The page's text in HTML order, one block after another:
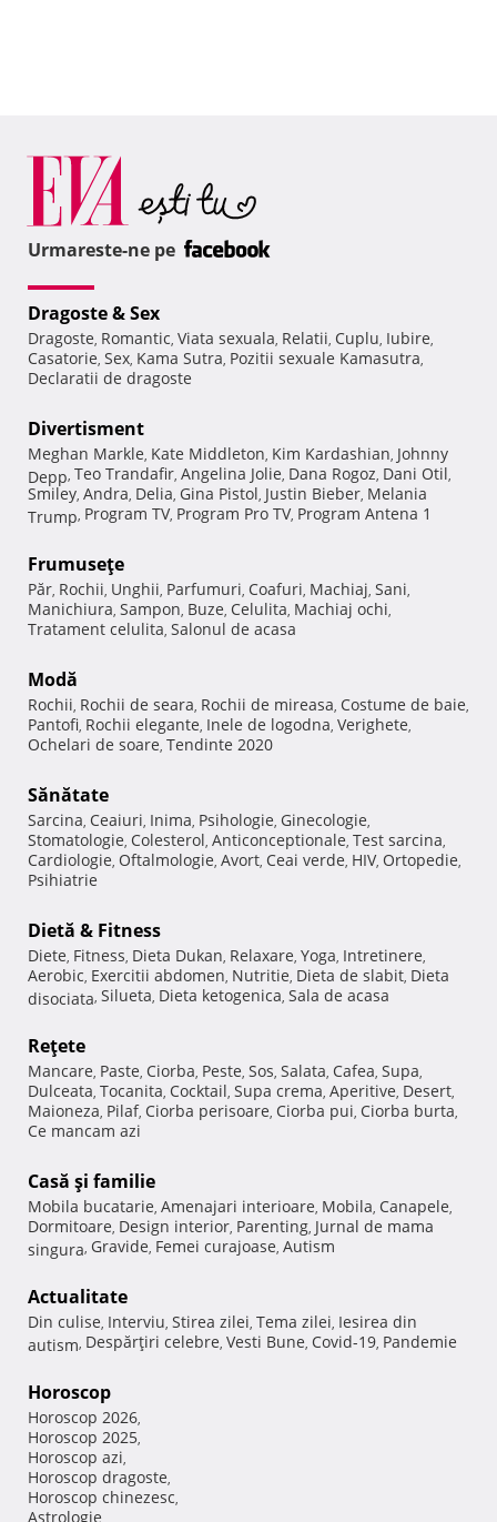
Urmareste-ne pe
Dragoste & Sex
Dragoste, Romantic, Viata sexuala, Relatii, Cuplu, Iubire,
Casatorie, Sex, Kama Sutra, Pozitii sexuale Kamasutra,
Declaratii de dragoste
Divertisment
Meghan Markle, Kate Middleton, Kim Kardashian, Johnny
Depp, Teo Trandafir, Angelina Jolie, Dana Rogoz, Dani Otil,
Smiley, Andra, Delia, Gina Pistol, Justin Bieber, Melania
Trump, Program TV, Program Pro TV, Program Antena 1
Frumuseţe
Păr, Rochii, Unghii, Parfumuri, Coafuri, Machiaj, Sani,
Manichiura, Sampon, Buze, Celulita, Machiaj ochi,
Tratament celulita, Salonul de acasa
Modă
Rochii, Rochii de seara, Rochii de mireasa, Costume de baie,
Pantofi, Rochii elegante, Inele de logodna, Verighete,
Ochelari de soare, Tendinte 2020
Sănătate
Sarcina, Ceaiuri, Inima, Psihologie, Ginecologie,
Stomatologie, Colesterol, Anticonceptionale, Test sarcina,
Cardiologie, Oftalmologie, Avort, Ceai verde, HIV, Ortopedie,
Psihiatrie
Dietă & Fitness
Diete, Fitness, Dieta Dukan, Relaxare, Yoga, Intretinere,
Aerobic, Exercitii abdomen, Nutritie, Dieta de slabit, Dieta
disociata, Silueta, Dieta ketogenica, Sala de acasa
Reţete
Mancare, Paste, Ciorba, Peste, Sos, Salata, Cafea, Supa,
Dulceata, Tocanita, Cocktail, Supa crema, Aperitive, Desert,
Maioneza, Pilaf, Ciorba perisoare, Ciorba pui, Ciorba burta,
Ce mancam azi
Casă şi familie
Mobila bucatarie, Amenajari interioare, Mobila, Canapele,
Dormitoare, Design interior, Parenting, Jurnal de mama
singura, Gravide, Femei curajoase, Autism
Actualitate
Din culise, Interviu, Stirea zilei, Tema zilei, Iesirea din
autism, Despărţiri celebre, Vesti Bune, Covid-19, Pandemie
Horoscop
Horoscop 2026,
Horoscop 2025,
Horoscop azi,
Horoscop dragoste,
Horoscop chinezesc,
Astrologie